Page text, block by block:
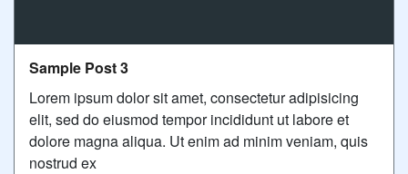
Sample Post 3
Lorem ipsum dolor sit amet, consectetur adipisicing
elit, sed do eiusmod tempor incididunt ut labore et
dolore magna aliqua. Ut enim ad minim veniam, quis
nostrud ex